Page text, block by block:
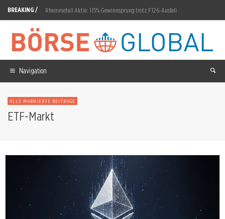
BREAKING / Rheinmetall Aktie: 115% Gewinnsprung trotz F126-Ausfall
SAP Aktie: 40-Prozent-Erholung vom Juli-Tief
Micron: Bank of America bestätigt 1.550-Dollar-Ziel
Münchener Rück: 23 Prozent Rendite, Aktie fällt
BYD Aktie: Türkei-Werk in Manisa gestoppt
Infineon Aktie: MediaTek qualifiziert 512-Mb-Speicherchip
Navigation
ALLE MARKIERTE BEITRÄGE
ETF-Markt